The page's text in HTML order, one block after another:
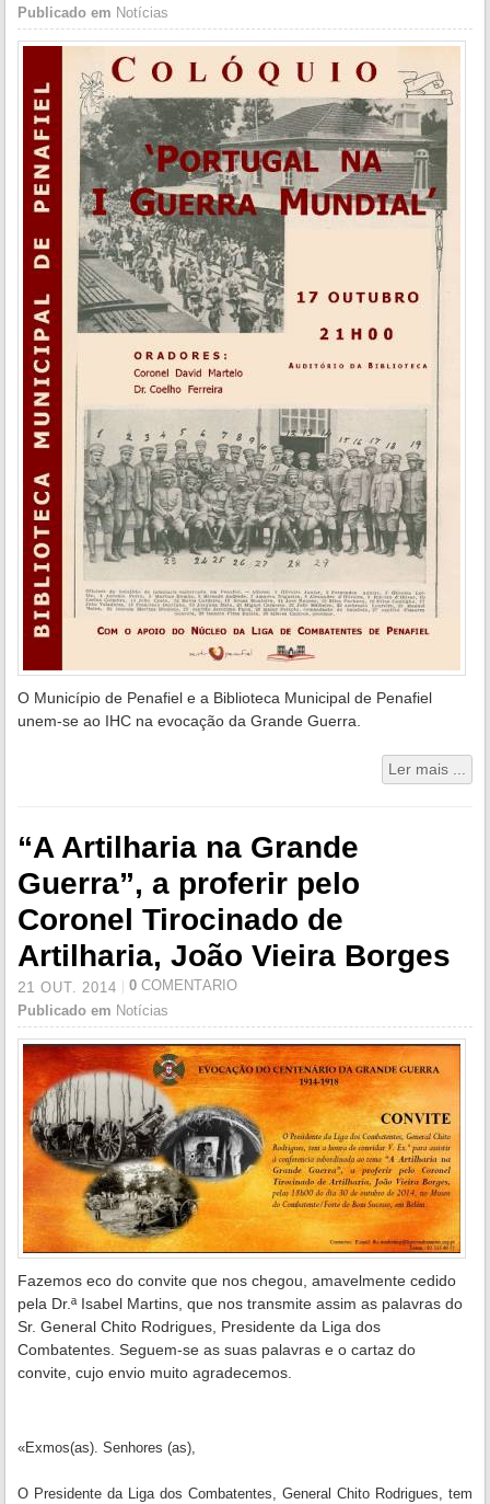
Publicado em Notícias
O Município de Penafiel e a Biblioteca Municipal de Penafiel
unem-se ao IHC na evocação da Grande Guerra.
Ler mais ...
“A Artilharia na Grande
Guerra”, a proferir pelo
Coronel Tirocinado de
Artilharia, João Vieira Borges
21 OUT. 2014 0 COMENTÁRIO
Publicado em Notícias
Fazemos eco do convite que nos chegou, amavelmente cedido
pela Dr.ª Isabel Martins, que nos transmite assim as palavras do
Sr. General Chito Rodrigues, Presidente da Liga dos
Combatentes. Seguem-se as suas palavras e o cartaz do
convite, cujo envio muito agradecemos.
«Exmos(as). Senhores (as),
O Presidente da Liga dos Combatentes, General Chito Rodrigues, tem